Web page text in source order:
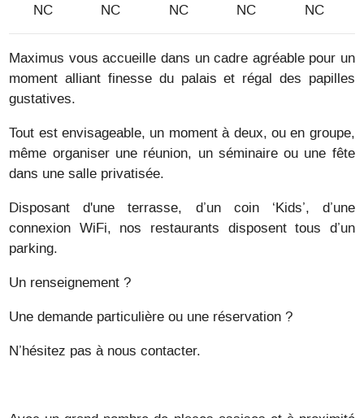
NC NC NC NC NC
Maximus vous accueille dans un cadre agréable pour un
moment alliant finesse du palais et régal des papilles
gustatives.
Tout est envisageable, un moment à deux, ou en groupe,
même organiser une réunion, un séminaire ou une fête
dans une salle privatisée.
Disposant d'une terrasse, d’un coin ‘Kids’, d’une
connexion WiFi, nos restaurants disposent tous d’un
parking.
Un renseignement ?
Une demande particulière ou une réservation ?
N’hésitez pas à nous contacter.